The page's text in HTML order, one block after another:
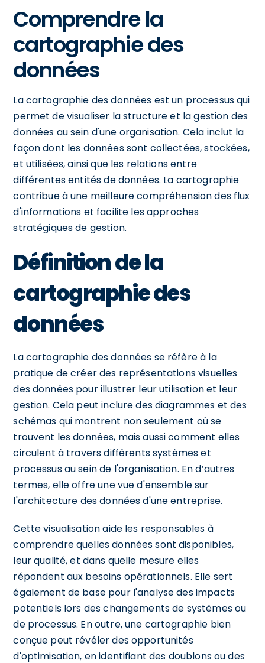
Comprendre la
cartographie des
données
La cartographie des données est un processus qui
permet de visualiser la structure et la gestion des
données au sein d'une organisation. Cela inclut la
façon dont les données sont collectées, stockées,
et utilisées, ainsi que les relations entre
différentes entités de données. La cartographie
contribue à une meilleure compréhension des flux
d'informations et facilite les approches
stratégiques de gestion.
Définition de la
cartographie des
données
La cartographie des données se réfère à la
pratique de créer des représentations visuelles
des données pour illustrer leur utilisation et leur
gestion. Cela peut inclure des diagrammes et des
schémas qui montrent non seulement où se
trouvent les données, mais aussi comment elles
circulent à travers différents systèmes et
processus au sein de l'organisation. En d’autres
termes, elle offre une vue d'ensemble sur
l'architecture des données d'une entreprise.
Cette visualisation aide les responsables à
comprendre quelles données sont disponibles,
leur qualité, et dans quelle mesure elles
répondent aux besoins opérationnels. Elle sert
également de base pour l'analyse des impacts
potentiels lors des changements de systèmes ou
de processus. En outre, une cartographie bien
conçue peut révéler des opportunités
d'optimisation, en identifiant des doublons ou des